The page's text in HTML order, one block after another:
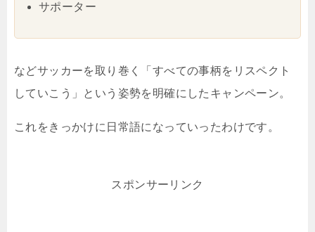
サポーター
などサッカーを取り巻く「すべての事柄をリスペクト
していこう」という姿勢を明確にしたキャンペーン。
これをきっかけに日常語になっていったわけです。
スポンサーリンク